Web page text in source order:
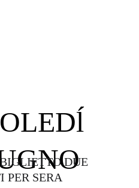
DUE
PER SERA